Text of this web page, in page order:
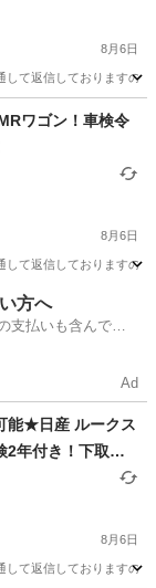
8月6日
して返信しております
ワゴン！車検令
8月6日
して返信しております
方へ
支払いも含んでい
Ad
能★日産 ルークス
2年付き！下取
8月6日
して返信しております